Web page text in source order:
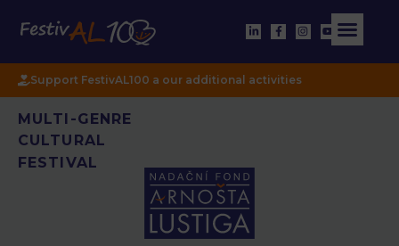
Support FestivAL100 a our additional activities
MULTI-GENRE
CULTURAL
FESTIVAL